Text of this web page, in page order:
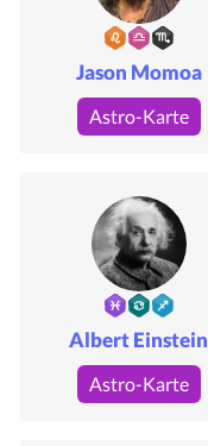
Jason Momoa
Astro-Karte
Albert Einstein
Astro-Karte